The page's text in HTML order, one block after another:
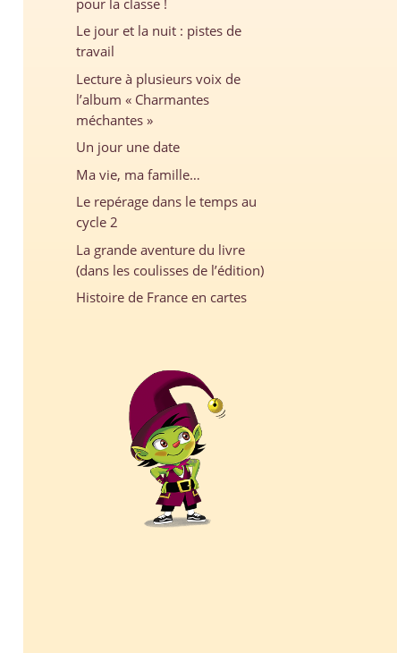
Le jour et la nuit : pistes de
travail
Lecture à plusieurs voix de
l’album « Charmantes
méchantes »
Un jour une date
Ma vie, ma famille…
Le repérage dans le temps au
cycle 2
La grande aventure du livre
(dans les coulisses de l’édition)
Histoire de France en cartes